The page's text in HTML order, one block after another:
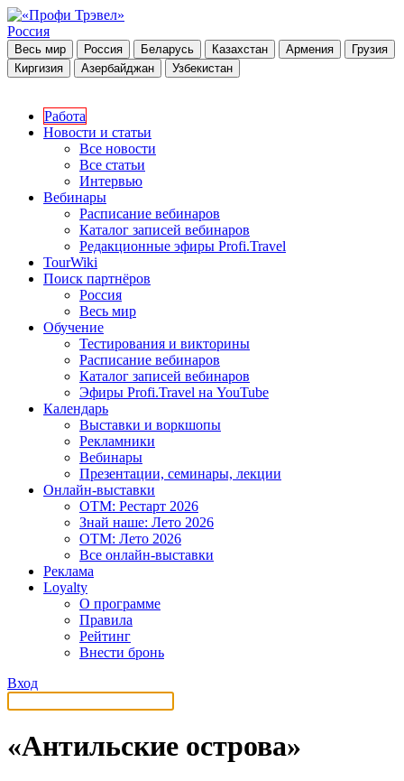
Россия
Весь мир Россия Беларусь Казахстан Армения
Грузия
Киргизия
Азербайджан Узбекистан
Работа
Новости и статьи
Все новости
Все статьи
Интервью
Вебинары
Расписание вебинаров
Каталог записей вебинаров
Редакционные эфиры Profi.Travel
TourWiki
Поиск партнёров
Россия
Весь мир
Обучение
Тестирования и викторины
Расписание вебинаров
Каталог записей вебинаров
Эфиры Profi.Travel на YouTube
Календарь
Выставки и воркшопы
Рекламники
Вебинары
Презентации, семинары, лекции
Онлайн-выставки
OTM: Рестарт 2026
Знай наше: Лето 2026
OTM: Лето 2026
Все онлайн-выставки
Реклама
Loyalty
О программе
Правила
Рейтинг
Внести бронь
Вход
«Антильские острова»